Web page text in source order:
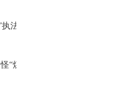
法引质疑
“煤改气”